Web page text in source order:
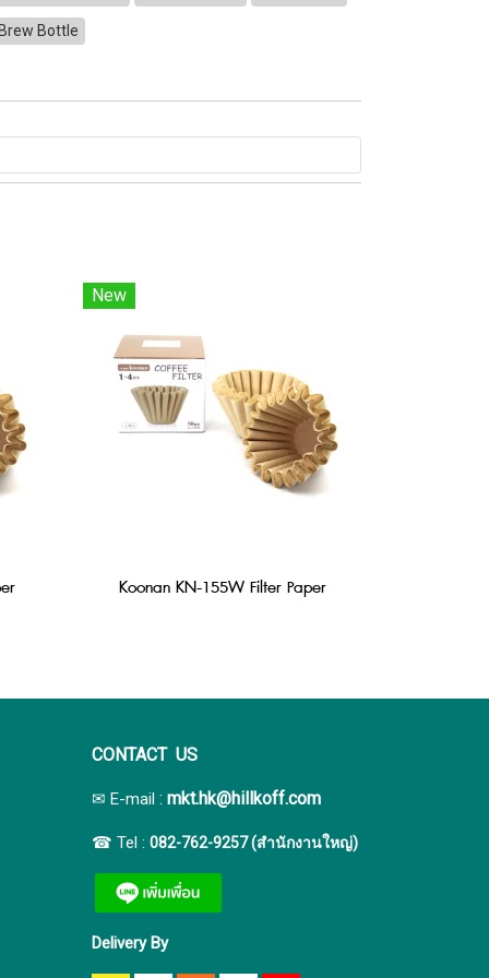
Bottle
New
Koonan KN-155W Filter Paper
CONTACT US
✉ E-mail : mkt.hk@hillkoff.com
☎ Tel : 082-762-9257 (สำนักงานใหญ่)
Delivery By